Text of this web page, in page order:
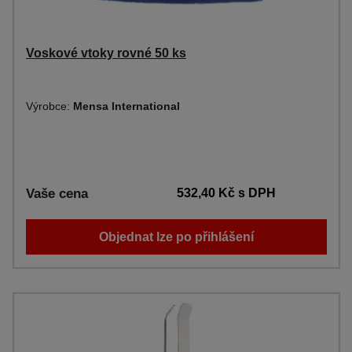
Voskové vtoky rovné 50 ks
Výrobce: Mensa International
Vaše cena 532,40 Kčs DPH
Objednat lze po přihlášení